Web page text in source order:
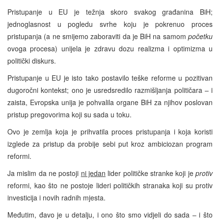
Pristupanje u EU je težnja skoro svakog građanina BiH;
jednoglasnost u pogledu svrhe koju je pokrenuo proces
pristupanja (a ne smijemo zaboraviti da je BiH na samom početku
ovoga procesa) unijela je zdravu dozu realizma i optimizma u
politički diskurs.
Pristupanje u EU je isto tako postavilo teške reforme u pozitivan
dugoročni kontekst; ono je usredsredilo razmišljanja političara – i
zaista, Evropska unija je pohvalila organe BiH za njihov poslovan
pristup pregovorima koji su sada u toku.
Ovo je zemlja koja je prihvatila proces pristupanja i koja koristi
izglede za pristup da probije sebi put kroz ambiciozan program
reformi.
Ja mislim da ne postoji ni jedan lider političke stranke koji jeprotiv
reformi, kao što ne postoje lideri političkih stranaka koji su protiv
investicija i novih radnih mjesta.
Međutim, đavo je u detalju, i ono što smo vidjeli do sada – i što